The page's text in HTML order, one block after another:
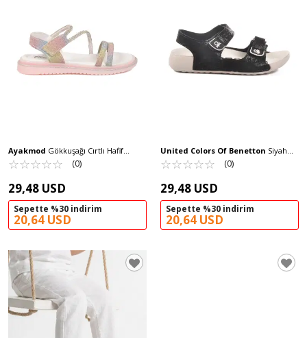
Ayakmod Gökkuşağı Cırtlı Hafif
Ortopedik Kız Çocuk Sandalet 26A94 F
☆☆☆☆☆
★★★★★ (0)
29,48 USD
Sepette %30 indirim
20,64 USD
United Colors Of Benetton Siyah
Cırtlı Hafif Kız Çocuk Sandalet BN-1419
F
☆☆☆☆☆
★★★★★ (0)
29,48 USD
Sepette %30 indirim
20,64 USD